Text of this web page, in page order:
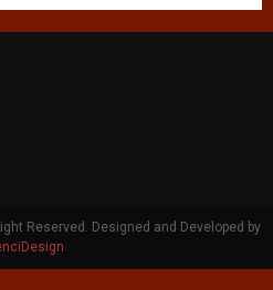
Reserved. Designed and Developed by